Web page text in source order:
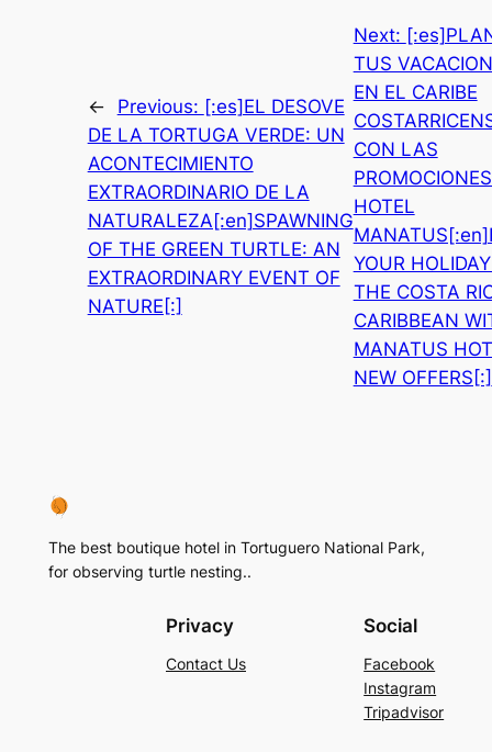
← Previous: [:es]EL DESOVE
DE LA TORTUGA VERDE: UN
ACONTECIMIENTO
EXTRAORDINARIO DE LA
NATURALEZA[:en]SPAWNING
OF THE GREEN TURTLE: AN
EXTRAORDINARY EVENT OF
NATURE[:]
Next:
TUS
EN EL CARIBE
CON LAS
HOTEL
YOUR
THE COSTA
CARIBBEAN
MANATUS
NEW OFFERS[:]
The best boutique hotel in Tortuguero National Park,
for observing turtle nesting..
Privacy
Contact Us
Social
Facebook
Instagram
Tripadvisor